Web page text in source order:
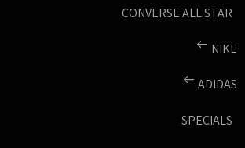
CONVERSE ALL STAR
NIKE
ADIDAS
SPECIALS